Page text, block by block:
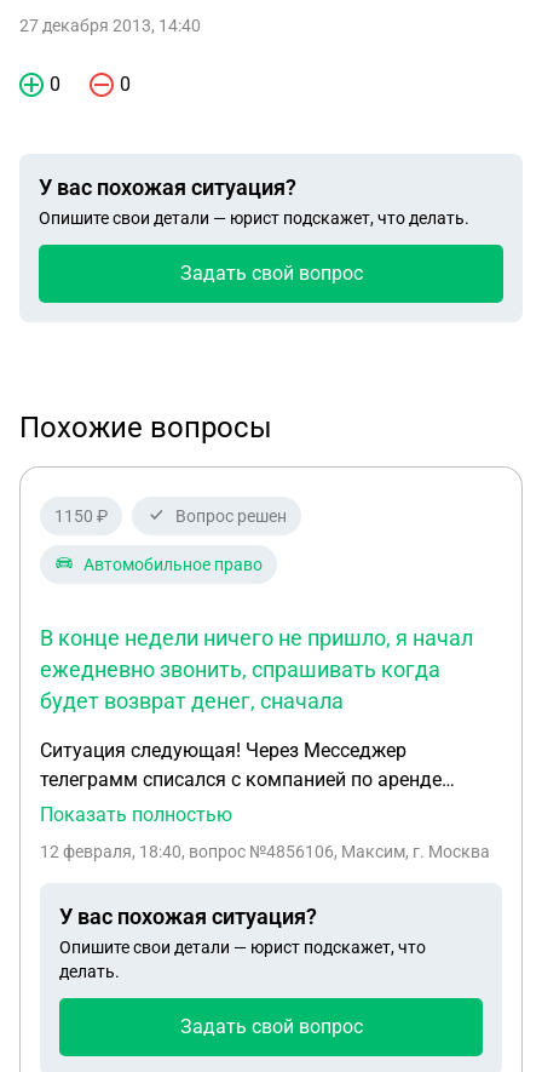
27 декабря 2013, 14:40
0 0
У вас похожая ситуация?
Опишите свои детали — юрист подскажет, что делать.
Задать свой вопрос
Похожие вопросы
1150 ₽ Вопрос решен
Автомобильное право
В конце недели ничего не пришло, я начал
ежедневно звонить, спрашивать когда
будет возврат денег, сначала
Ситуация следующая! Через Месседжер
телеграмм списался с компанией по аренде
жилья для аренды квартиры на 2,5 месяца,
выбрана квартира и переведена предоплат. Мы
что ночью не заселяют и предложили передать
ключи другу, когда друг пришел за ключами,
попросили перевести остаток суммы. В итоге ,
маленького пространства, было очень жарко в
Показать полностью
12 февраля, 18:40, вопрос №4856106, Максим, г. Москва
У вас похожая ситуация?
Опишите свои детали — юрист подскажет, что
делать.
Задать свой вопрос